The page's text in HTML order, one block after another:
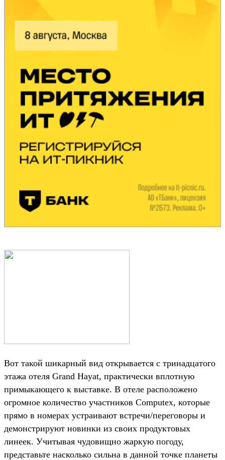
Вот такой шикарный вид открывается с тринадцатого
этажа отеля Grand Hayat, практически вплотную
примыкающего к выставке. В отеле расположено
огромное количество участников Computex, которые
прямо в номерах устраивают встречи/переговоры и
демонстрируют новинки из своих продуктовых
линеек. Учитывая чудовищно жаркую погоду,
представьте насколько сильна в данной точке планеты